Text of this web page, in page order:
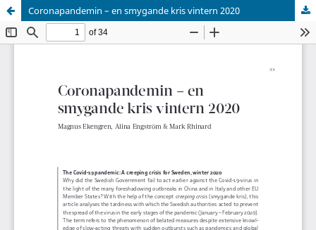
Coronapandemin – en smygande kris vintern 2020